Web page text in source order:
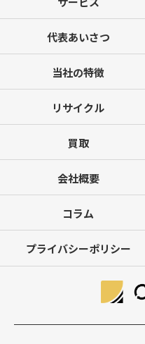
代表あいさつ
当社の特徴
リサイクル
買取
会社概要
コラム
プライバシーポリシー